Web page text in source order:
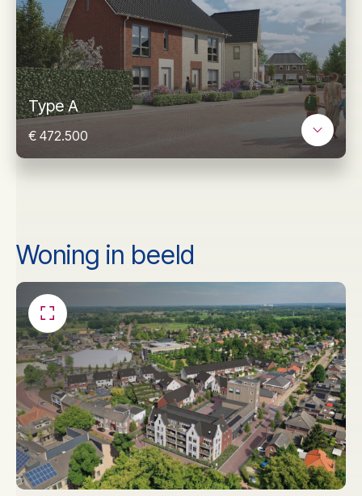
Type A
€ 472.500
Woning in beeld